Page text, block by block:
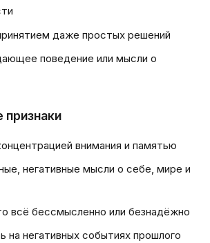
даже простых решений
поведение или мысли о
признаки
внимания и памятью
негативные мысли о себе, мире и
всё бессмысленно или безнадёжно
на негативных событиях прошлого